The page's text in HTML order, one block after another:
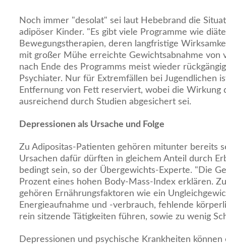
Noch immer "desolat" sei laut Hebebrand die
adipöser Kinder. "Es gibt viele Programme wie
Bewegungstherapien, deren langfristige
mit großer Mühe erreichte Gewichtsabnahme von
nach Ende des Programms meist wieder
Psychiater. Nur für Extremfällen bei Jugendlichen
Entfernung von Fett reserviert, wobei die Wirkung
ausreichend durch Studien abgesichert sei.
Depressionen als Ursache und Folge
Zu Adipositas-Patienten gehören mitunter bereits
Ursachen dafür dürften in gleichem Anteil durch
bedingt sein, so der Übergewichts-Experte. "Die
Prozent eines hohen Body-Mass-Index erklären.
gehören Ernährungsfaktoren wie ein
Energieaufnahme und -verbrauch, fehlende
rein sitzende Tätigkeiten führen, sowie zu wenig
Depressionen und psychische Krankheiten können